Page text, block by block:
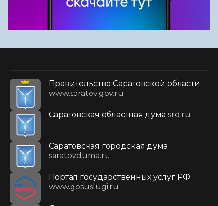
Правительство Саратовской области
www.saratov.gov.ru
Саратовская областная дума srd.ru
Саратовская городская дума
saratovduma.ru
Портал государственных услуг РФ
www.gosuslugi.ru